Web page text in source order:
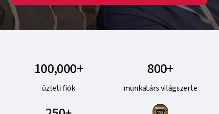
100,000+
üzleti fiók
800+
munkatárs világszerte